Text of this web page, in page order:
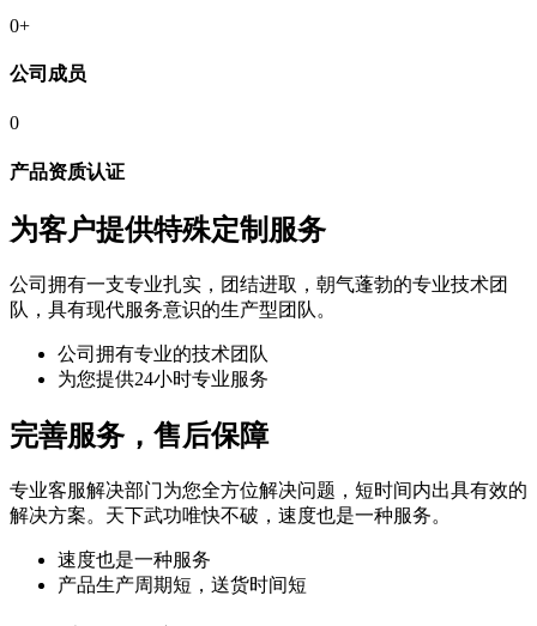
0+
公司成员
0
产品资质认证
为客户提供特殊定制服务
公司拥有一支专业扎实，团结进取，朝气蓬勃的专业技术团
队，具有现代服务意识的生产型团队。
公司拥有专业的技术团队
为您提供24小时专业服务
完善服务，售后保障
专业客服解决部门为您全方位解决问题，短时间内出具有效的
解决方案。天下武功唯快不破，速度也是一种服务。
速度也是一种服务
产品生产周期短，送货时间短